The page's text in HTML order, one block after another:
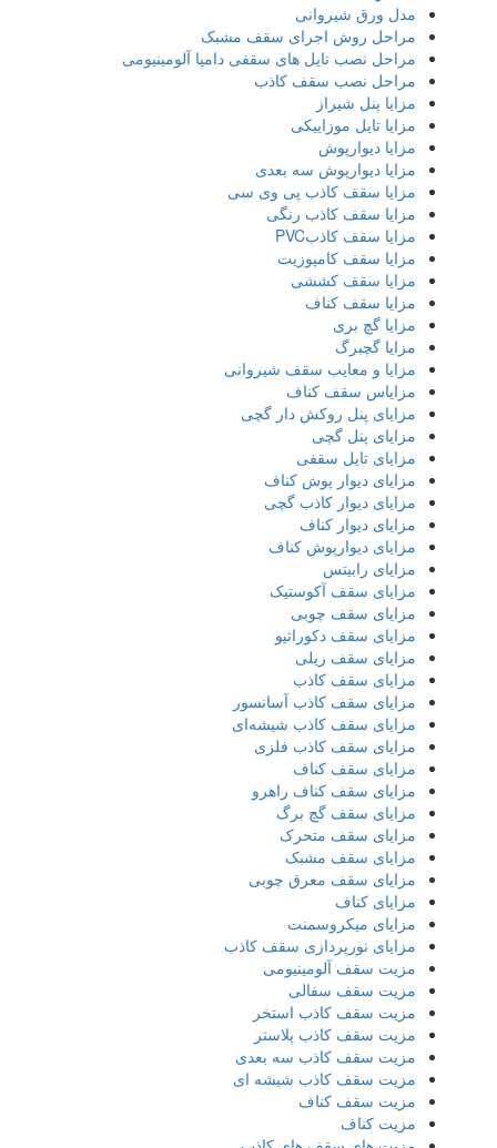
مدل ورق شیروانی
مراحل روش اجرای سقف مشبک
مراحل نصب تایل‌ های سقفی دامپا آلومینیومی
مراحل نصب سقف کاذب
مزایا پنل شیراز
مزایا تایل موزاییکی
مزایا دیوارپوش
مزایا دیوارپوش سه بعدی
مزایا سقف کاذب پی وی سی
مزایا سقف کاذب رنگی
مزایا سقف کاذبPVC
مزایا سقف کامپوزیت
مزایا سقف کششی
مزایا سقف کناف
مزایا گچ بری
مزایا گچبرگ
مزایا و معایب سقف شیروانی
مزایاس سقف کناف
مزایای پنل روکش دار گچی
مزایای پنل گچی
مزایای تایل سقفی
مزایای دیوار پوش کناف
مزایای دیوار کاذب گچی
مزایای دیوار کناف
مزایای دیوارپوش کناف
مزایای رابیتس
مزایای سقف آکوستیک
مزایای سقف چوبی
مزایای سقف دکوراتیو
مزایای سقف ریلی
مزایای سقف کاذب
مزایای سقف کاذب آسانسور
مزایای سقف کاذب شیشه‌ای
مزایای سقف کاذب فلزی
مزایای سقف کناف
مزایای سقف کناف راهرو
مزایای سقف گچ برگ
مزایای سقف متحرک
مزایای سقف مشبک
مزایای سقف معرق چوبی
مزایای کناف
مزایای میکروسمنت
مزایای نورپردازی سقف کاذب
مزیت سقف آلومینیومی
مزیت سقف سفالی
مزیت سقف کاذب استخر
مزیت سقف کاذب پلاستر
مزیت سقف کاذب سه بعدی
مزیت سقف کاذب شیشه ای
مزیت سقف کناف
مزیت کناف